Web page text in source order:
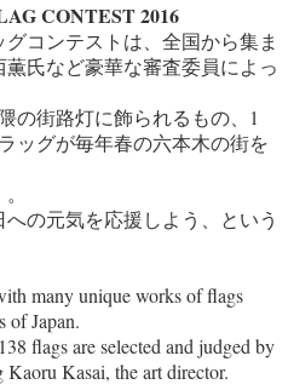
CONTEST 2016
コンテストは、全国から集ま
氏など豪華な審査委員によっ
の街路灯に飾られるもの、1
ッグが毎年春の六本木の街を
の元気を応援しよう、という
many unique works of flags
of Japan.
flags are selected and judged by
Kasai, the art director.